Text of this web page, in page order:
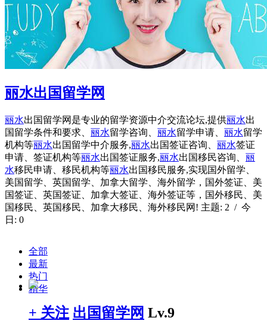
丽水出国留学网
丽水出国留学网是专业的留学资源中介交流论坛,提供丽水出
国留学条件和要求、 丽水留学咨询、 丽水留学申请、 丽水留学
机构等丽水出国留学中介服务,丽水出国签证咨询、 丽水签证
申请、签证机构等丽水出国签证服务,丽水出国移民咨询、 丽
水移民申请、移民机构等丽水出国移民服务,实现国外留学、
美国留学、英国留学、加拿大留学、海外留学，国外签证、美
国签证、英国签证、加拿大签证、海外签证等，国外移民、美
国移民、英国移民、加拿大移民、海外移民网! 主题: 2 / 今
日: 0
全部
最新
热门
精华
+ 关注 出国留学网 Lv.9